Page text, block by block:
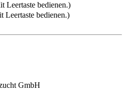
Leertaste bedienen.)
Leertaste bedienen.)
GmbH